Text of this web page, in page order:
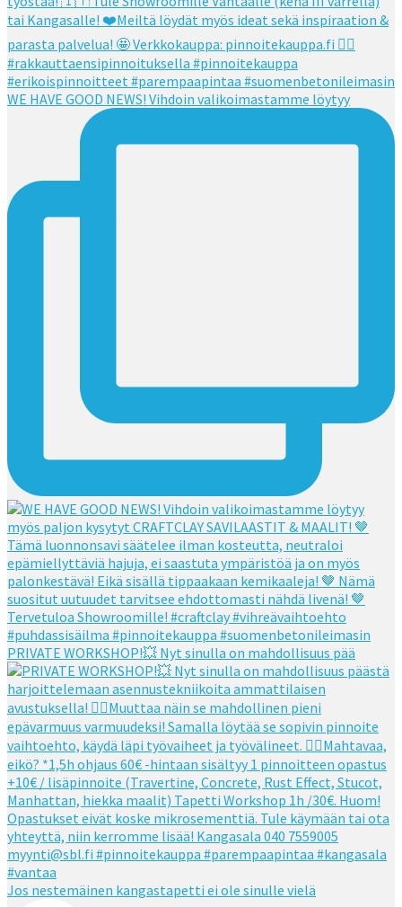
WE HAVE GOOD NEWS! Vihdoin valikoimastamme löytyy
PRIVATE WORKSHOP!💥 Nyt sinulla on mahdollisuus pää
Jos nestemäinen kangastapetti ei ole sinulle vielä